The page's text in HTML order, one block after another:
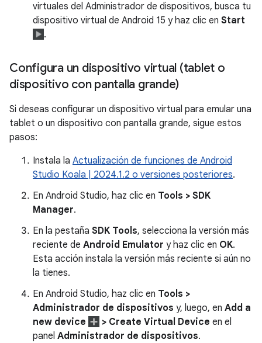
virtuales del Administrador de dispositivos, busca tu
dispositivo virtual de Android 15 y haz clic en Start
.
Configura un dispositivo virtual (tablet o
dispositivo con pantalla grande)
Si deseas configurar un dispositivo virtual para emular una
tablet o un dispositivo con pantalla grande, sigue estos
pasos:
Instala la Actualización de funciones de Android
Studio Koala | 2024.1.2 o versiones posteriores.
En Android Studio, haz clic en Tools > SDK
Manager.
En la pestaña SDK Tools, selecciona la versión más
reciente de Android Emulator y haz clic en OK.
Esta acción instala la versión más reciente si aún no
la tienes.
En Android Studio, haz clic en Tools >
Administrador de dispositivos y, luego, en Add a
new device
> Create Virtual Device en el
panel Administrador de dispositivos.